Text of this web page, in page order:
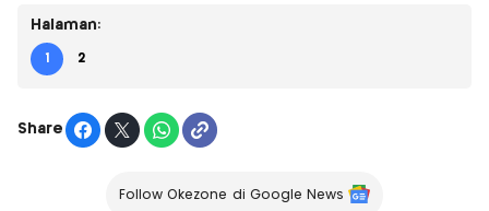
Halaman:
1 2
Share
Follow Okezone di Google News